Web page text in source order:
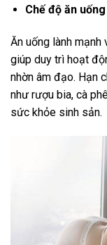
Chế độ ăn
Ăn uống lành
giúp duy trì hoạt
nhờn âm đạo. Hạn
như rượu bia, cà
sức khỏe sinh sản.